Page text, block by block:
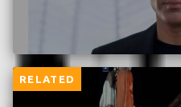
RELATED